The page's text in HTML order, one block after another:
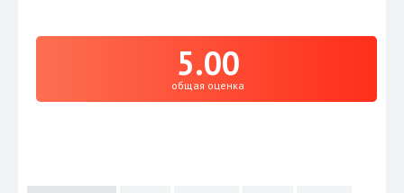
5.00
общая оценка